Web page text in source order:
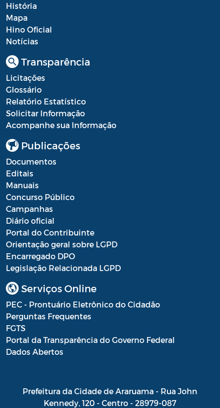
História
Mapa
Hino Oficial
Notícias
Transparência
Licitações
Glossário
Relatório Estatístico
Solicitar Informação
Acompanhe sua Informação
Publicações
Documentos
Editais
Manuais
Concurso Público
Campanhas
Diário oficial
Portal do Contribuinte
Orientação geral sobre LGPD
Encarregado DPO
Legislação Relacionada LGPD
Serviços Online
PEC - Prontuário Eletrônico do Cidadão
Perguntas Frequentes
FGTS
Portal da Transparência do Governo Federal
Dados Abertos
Prefeitura da Cidade de Araruama - Rua John
Kennedy, 120 - Centro - 28979-087